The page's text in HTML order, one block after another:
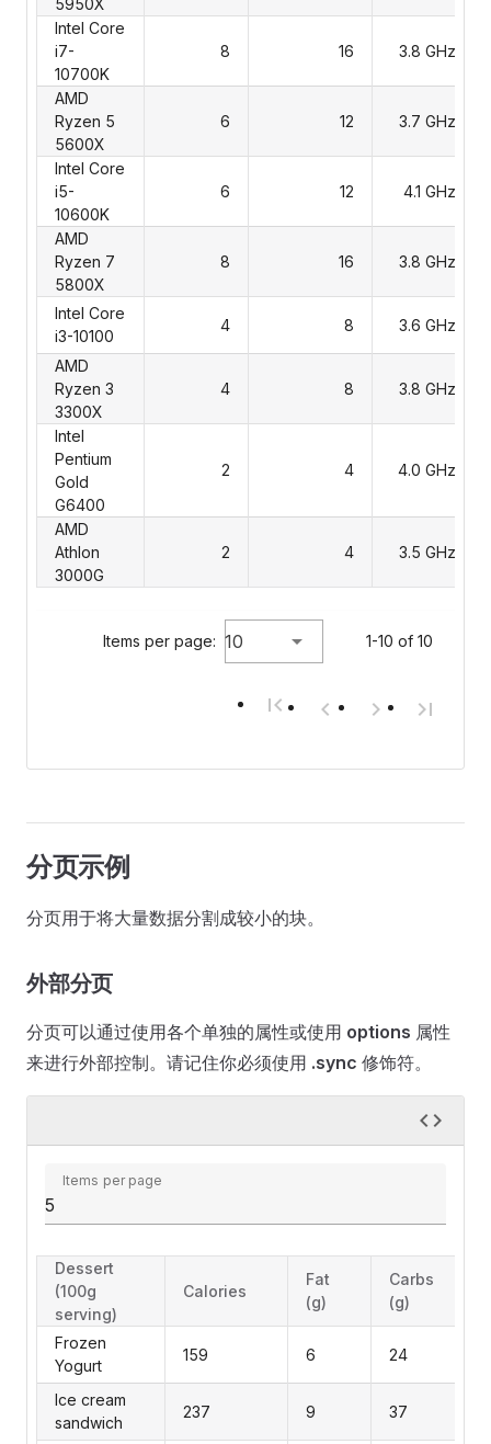
Intel Core
i7-
10700K
8 16 3.8 GHz
AMD
Ryzen 5
5600X
6 12 3.7 GHz
Intel Core
i5-
10600K
6 12 4.1 GHz
AMD
Ryzen 7
5800X
8 16 3.8 GHz
Intel Core
i3-10100
4 8 3.6 GHz
AMD
Ryzen 3
3300X
4 8 3.8 GHz
Intel
Pentium
Gold
G6400
2 4 4.0 GHz
AMD
Athlon
3000G
2 4 3.5 GHz
Items per page: 10 1-10 of 10
分页示例
分页用于将大量数据分割成较小的块。
外部分页
分页可以通过使用各个单独的属性或使用 options 属性
来进行外部控制。请记住你必须使用 .sync 修饰符。
Items per page
Dessert
(100g
serving)
Calories
Fat
(g)
Carbs
(g)
Frozen
Yogurt
159 6 24
Ice cream
sandwich
237 9 37